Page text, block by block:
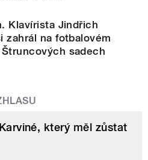
Klavírista Jindřich
zahrál na fotbalovém
sadech
který měl zůstat